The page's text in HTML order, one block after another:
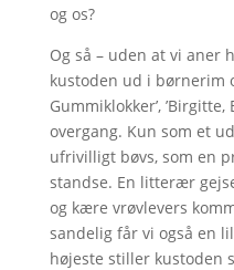
og os?
Og så – uden at vi aner
kustoden ud i børnerim
Gummiklokker’,
overgang. Kun som et
ufrivilligt bøvs, som en
standse. En litterær
og kære vrøvlevers
sandelig får vi også en
højeste stiller kustoden